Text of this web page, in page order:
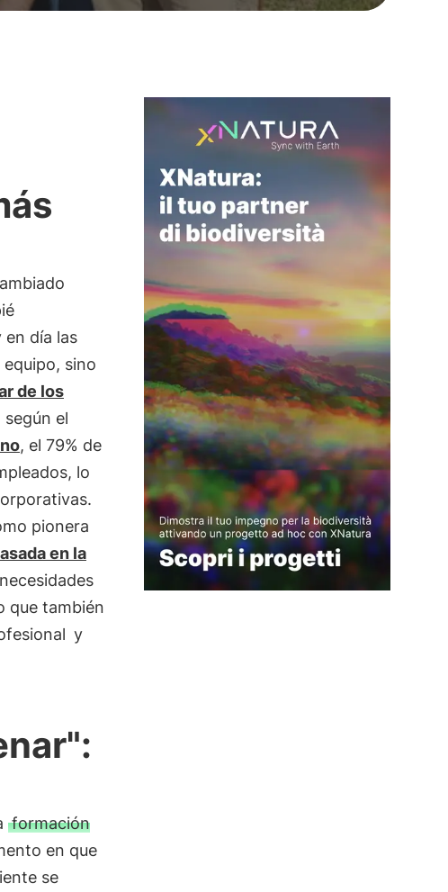
día las
sino
de los
el
, el 79% de
lo
pionera
en la
que también
y
formación
en que
se